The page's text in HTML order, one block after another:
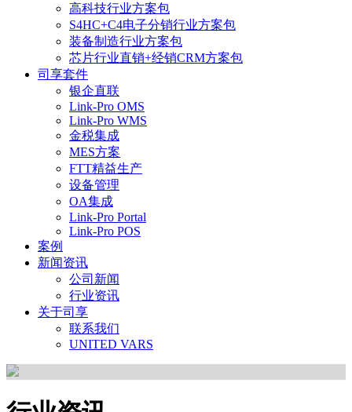
高科技行业方案包
S4HC+C4电子分销行业方案包
装备制造行业方案包
芯片行业直销+经销CRM方案包
司享套件
银企直联
Link-Pro OMS
Link-Pro WMS
金税集成
MES方案
FTT精益生产
设备管理
OA集成
Link-Pro Portal
Link-Pro POS
案例
新闻资讯
公司新闻
行业资讯
关于司享
联系我们
UNITED VARS